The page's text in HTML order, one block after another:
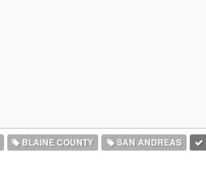
BLAINE COUNTY SAN ANDREAS